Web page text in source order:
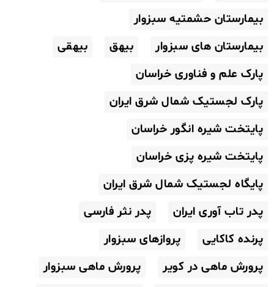
بیمارستان حشمتیه سبزوار
بیمارستان های سبزوار
بیهق
بیهقی
پارک علم و فناوری خراسان
پارک لجستیک شمال شرق ایران
پایتخت شیره انگور خراسان
پایتخت شیره پزی خراسان
پایگاه لجستیک شمال شرق ایران
پدر تاب آوری ایران
پدر نثر فارسی
پرنده کاکایی
پروازهای سبزوار
پرورش ماهی در کویر
پرورش ماهی سبزوار